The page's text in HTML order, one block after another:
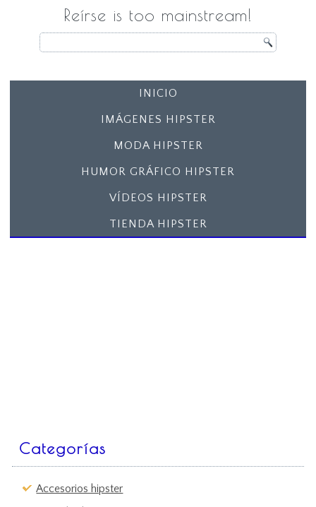
Reírse is too mainstream!
INICIO
IMÁGENES HIPSTER
MODA HIPSTER
HUMOR GRÁFICO HIPSTER
VÍDEOS HIPSTER
TIENDA HIPSTER
Categorías
Accesorios hipster